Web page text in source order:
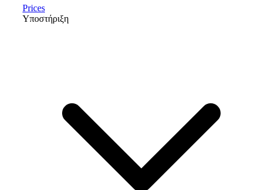
Prices
Υποστήριξη